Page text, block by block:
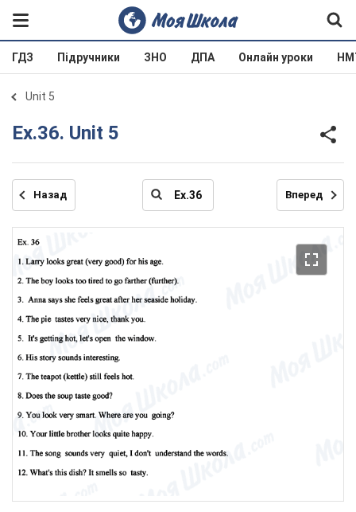
ГДЗ Підручники ЗНО ДПА Онлайн уроки
Unit 5
Ех.36. Unit 5
Назад Вперед